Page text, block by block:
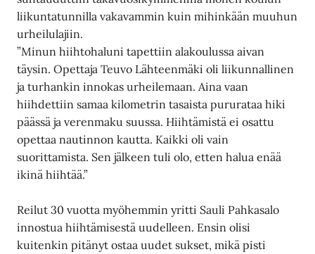
liikuntatunnilla vakavammin kuin mihinkään muuhun
urheilulajiin.
”Minun hiihtohaluni tapettiin alakoulussa aivan
täysin. Opettaja Teuvo Lähteenmäki oli liikunnallinen
ja turhankin innokas urheilemaan. Aina vaan
hiihdettiin samaa kilometrin tasaista pururataa hiki
päässä ja verenmaku suussa. Hiihtämistä ei osattu
opettaa nautinnon kautta. Kaikki oli vain
suorittamista. Sen jälkeen tuli olo, etten halua enää
ikinä hiihtää.”
Reilut 30 vuotta myöhemmin yritti Sauli Pahkasalo
innostua hiihtämisestä uudelleen. Ensin olisi
kuitenkin pitänyt ostaa uudet sukset, mikä pisti